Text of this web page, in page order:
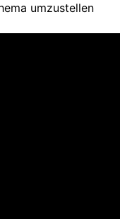
umzustellen